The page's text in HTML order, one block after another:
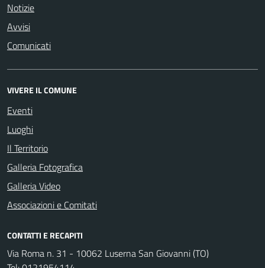
Notizie
Avvisi
Comunicati
VIVERE IL COMUNE
Eventi
Luoghi
Il Territorio
Galleria Fotografica
Galleria Video
Associazioni e Comitati
CONTATTI E RECAPITI
Via Roma n. 31 - 10062 Luserna San Giovanni (TO)